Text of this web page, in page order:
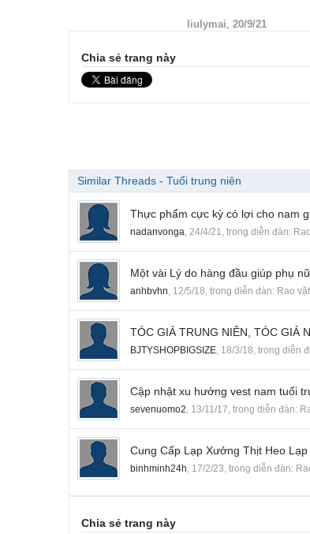
liulymai, 20/9/21
Chia sẻ trang này
Similar Threads - Tuổi trung niên
Thực phẩm cực kỳ có lợi cho nam
nadanvonga, 24/4/21, trong diễn đàn:
Một vài Lý do hàng đầu giúp phụ
anhbvhn, 12/5/18, trong diễn đàn: Rao
TÓC GIẢ TRUNG NIÊN, TÓC GIẢ
BJTYSHOPBIGSIZE, 18/3/18, trong diễn
Cập nhật xu hướng vest nam tuổi
sevenuomo2, 13/11/17, trong diễn đàn:
Cung Cấp Lạp Xưởng Thịt Heo
binhminh24h, 17/2/23, trong diễn đàn:
Chia sẻ trang này